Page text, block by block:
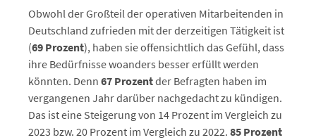
Obwohl der Großteil der operativen Mitarbeitenden in
Deutschland zufrieden mit der derzeitigen Tätigkeit ist
(69 Prozent), haben sie offensichtlich das Gefühl, dass
ihre Bedürfnisse woanders besser erfüllt werden
könnten. Denn 67 Prozentder Befragten haben im
vergangenen Jahr darüber nachgedacht zu kündigen.
Das ist eine Steigerung von 14 Prozent im Vergleich zu
2023 bzw. 20 Prozent im Vergleich zu 2022. 85 Prozent